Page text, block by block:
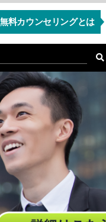
無料カウンセリングとは